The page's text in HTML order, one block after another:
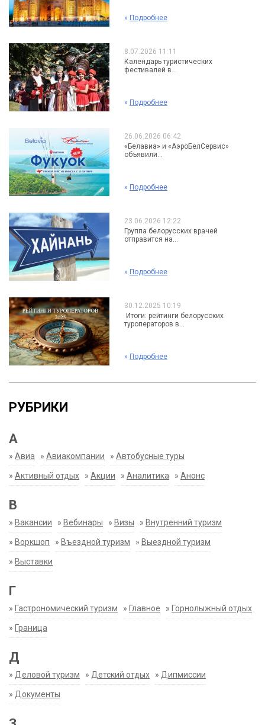
» Подробнее
8.07.2026 11:11
Календарь туристических
фестивалей в...
» Подробнее
26.06.2026 06:42
«Белавиа» и «АэроБелСервис»
объявили...
» Подробнее
23.06.2026 12:22
Группа белорусских врачей
отправится на...
» Подробнее
30.12.2025 10:19
Итоги: рейтинги белорусских
туроператоров в...
» Подробнее
РУБРИКИ
А
» Авиа » Авиакомпании » Автобусные туры
» Активный отдых » Акции » Аналитика » Анонс
В
» Вакансии » Вебинары » Визы » Внутренний туризм
» Воркшоп » Въездной туризм » Выездной туризм
» Выставки
Г
» Гастрономический туризм » Главное » Горнолыжный отдых
» Граница
Д
» Деловой туризм » Детский отдых » Дипмиссии
» Документы